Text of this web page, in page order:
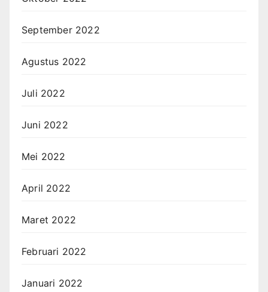
September 2022
Agustus 2022
Juli 2022
Juni 2022
Mei 2022
April 2022
Maret 2022
Februari 2022
Januari 2022